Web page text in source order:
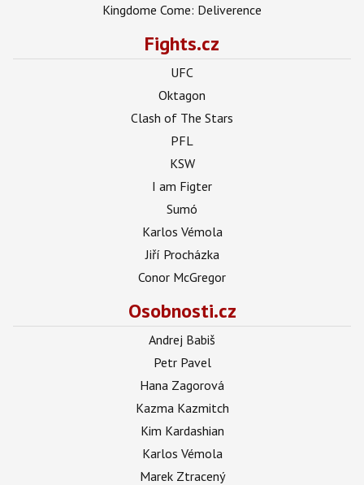
Kingdome Come: Deliverence
Fights.cz
UFC
Oktagon
Clash of The Stars
PFL
KSW
I am Figter
Sumó
Karlos Vémola
Jiří Procházka
Conor McGregor
Osobnosti.cz
Andrej Babiš
Petr Pavel
Hana Zagorová
Kazma Kazmitch
Kim Kardashian
Karlos Vémola
Marek Ztracený